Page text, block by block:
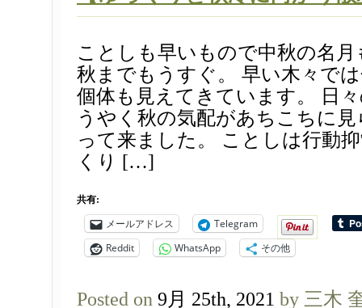
ことしも早いもので中秋の名
秋までもうすぐ。 早い木々で
個体も見えてきています。 日
うやく秋の気配があちこちに
って来ました。 ことしは行動
くり […]
共有:
メールアドレス
Telegram
Reddit
WhatsApp その他
Posted on 9月 25th, 2021 by 三木